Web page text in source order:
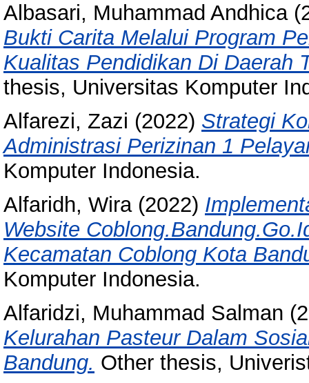
Albasari, Muhammad Andhica
Bukti Carita Melalui Program
Kualitas Pendidikan Di Daerah
thesis, Universitas Komputer
Alfarezi, Zazi (2022) Strategi
Administrasi Perizinan 1
Komputer Indonesia.
Alfaridh, Wira(2022)
Website
Kecamatan Coblong Kota
Komputer Indonesia.
Alfaridzi, Muhammad Salman
Kelurahan Pasteur Dalam
Bandung. Other thesis,